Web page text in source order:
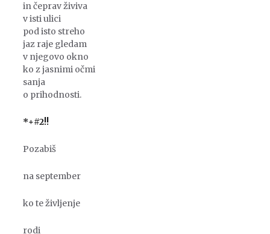
in čeprav živiva
v isti ulici
pod isto streho
jaz raje gledam
v njegovo okno
ko z jasnimi očmi
sanja
o prihodnosti.
*+#2!!
Pozabiš
na september
ko te življenje
rodi